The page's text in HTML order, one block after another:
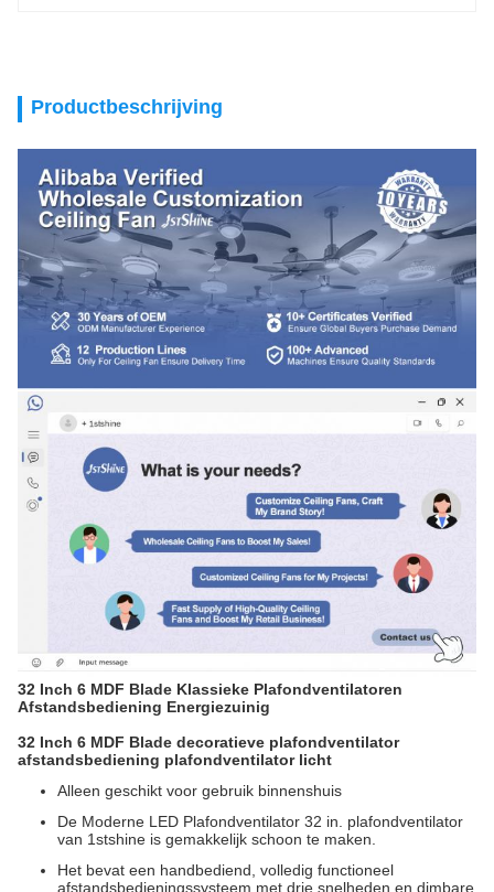
Productbeschrijving
32 Inch 6 MDF Blade Klassieke Plafondventilatoren
Afstandsbediening Energiezuinig
32 Inch 6 MDF Blade decoratieve plafondventilator
afstandsbediening plafondventilator licht
Alleen geschikt voor gebruik binnenshuis
De Moderne LED Plafondventilator 32 in. plafondventilator
van 1stshine is gemakkelijk schoon te maken.
Het bevat een handbediend, volledig functioneel
afstandsbedieningssysteem met drie snelheden en dimbare